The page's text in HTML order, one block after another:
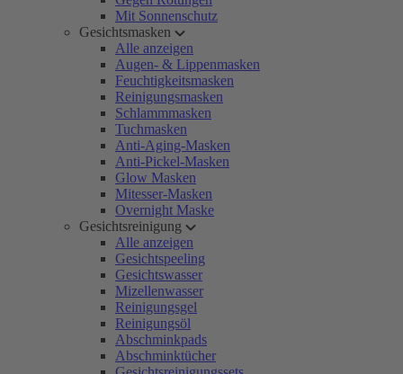
Mit Sonnenschutz
Gesichtsmasken
Alle anzeigen
Augen- & Lippenmasken
Feuchtigkeitsmasken
Reinigungsmasken
Schlammmasken
Tuchmasken
Anti-Aging-Masken
Anti-Pickel-Masken
Glow Masken
Mitesser-Masken
Overnight Maske
Gesichtsreinigung
Alle anzeigen
Gesichtspeeling
Gesichtswasser
Mizellenwasser
Reinigungsgel
Reinigungsöl
Abschminkpads
Abschminktücher